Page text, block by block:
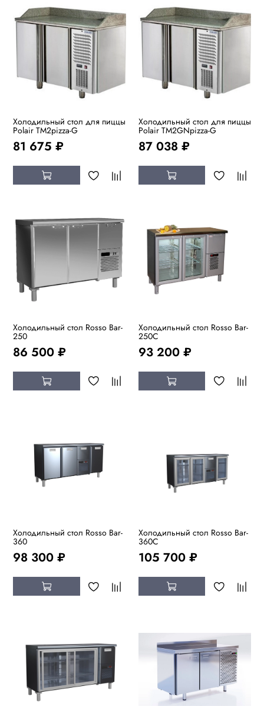
Холодильный стол для пиццы
Polair TM2pizza-G
81 675 ₽
Холодильный стол для пиццы
Polair TM2GNpizza-G
87 038 ₽
Холодильный стол Rosso Bar-
250
86 500 ₽
Холодильный стол Rosso Bar-
250C
93 200 ₽
Холодильный стол Rosso Bar-
360
98 300 ₽
Холодильный стол Rosso Bar-
360C
105 700 ₽